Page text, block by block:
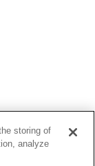
storing of
analyze